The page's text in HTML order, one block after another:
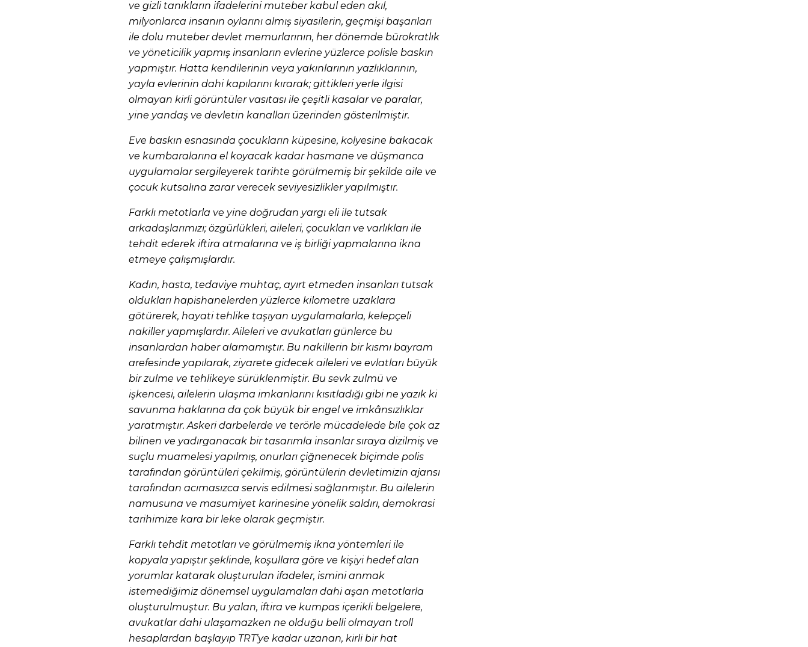
ve gizli tanıkların ifadelerini muteber kabul eden akıl,
milyonlarca insanın oylarını almış siyasilerin, geçmişi başarıları
ile dolu muteber devlet memurlarının, her dönemde bürokratlık
ve yöneticilik yapmış insanların evlerine yüzlerce polisle baskın
yapmıştır. Hatta kendilerinin veya yakınlarının yazlıklarının,
yayla evlerinin dahi kapılarını kırarak; gittikleri yerle ilgisi
olmayan kirli görüntüler vasıtası ile çeşitli kasalar ve paralar,
yine yandaş ve devletin kanalları üzerinden gösterilmiştir.
Eve baskın esnasında çocukların küpesine, kolyesine bakacak
ve kumbaralarına el koyacak kadar hasmane ve düşmanca
uygulamalar sergileyerek tarihte görülmemiş bir şekilde aile ve
çocuk kutsalına zarar verecek seviyesizlikler yapılmıştır.
Farklı metotlarla ve yine doğrudan yargı eli ile tutsak
arkadaşlarımızı; özgürlükleri, aileleri, çocukları ve varlıkları ile
tehdit ederek iftira atmalarına ve iş birliği yapmalarına ikna
etmeye çalışmışlardır.
Kadın, hasta, tedaviye muhtaç, ayırt etmeden insanları tutsak
oldukları hapishanelerden yüzlerce kilometre uzaklara
götürerek, hayati tehlike taşıyan uygulamalarla, kelepçeli
nakiller yapmışlardır. Aileleri ve avukatları günlerce bu
insanlardan haber alamamıştır. Bu nakillerin bir kısmı bayram
arefesinde yapılarak, ziyarete gidecek aileleri ve evlatları büyük
bir zulme ve tehlikeye sürüklenmiştir. Bu sevk zulmü ve
işkencesi, ailelerin ulaşma imkanlarını kısıtladığı gibi ne yazık ki
savunma haklarına da çok büyük bir engel ve imkânsızlıklar
yaratmıştır. Askeri darbelerde ve terörle mücadelede bile çok az
bilinen ve yadırganacak bir tasarımla insanlar sıraya dizilmiş ve
suçlu muamelesi yapılmış, onurları çiğnenecek biçimde polis
tarafından görüntüleri çekilmiş, görüntülerin devletimizin ajansı
tarafından acımasızca servis edilmesi sağlanmıştır. Bu ailelerin
namusuna ve masumiyet karinesine yönelik saldırı, demokrasi
tarihimize kara bir leke olarak geçmiştir.
Farklı tehdit metotları ve görülmemiş ikna yöntemleri ile
kopyala yapıştır şeklinde, koşullara göre ve kişiyi hedef alan
yorumlar katarak oluşturulan ifadeler, ismini anmak
istemediğimiz dönemsel uygulamaları dahi aşan metotlarla
oluşturulmuştur. Bu yalan, iftira ve kumpas içerikli belgelere,
avukatlar dahi ulaşamazken ne olduğu belli olmayan troll
hesaplardan başlayıp TRT’ye kadar uzanan, kirli bir hat